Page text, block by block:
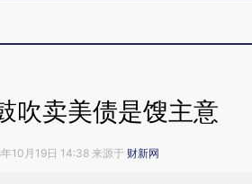
吹卖美债是馊主意
10月19日 14:38 来源于 财新网